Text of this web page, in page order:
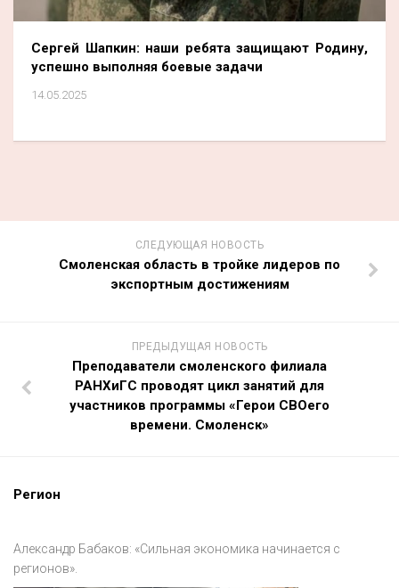
Сергей Шапкин: наши ребята защищают Родину,
успешно выполняя боевые задачи
14.05.2025
СЛЕДУЮЩАЯ НОВОСТЬ
Смоленская область в тройке лидеров по
экспортным достижениям
ПРЕДЫДУЩАЯ НОВОСТЬ
Преподаватели смоленского филиала
РАНХиГС проводят цикл занятий для
участников программы «Герои СВОего
времени. Смоленск»
Регион
Александр Бабаков: «Сильная экономика начинается с
регионов».